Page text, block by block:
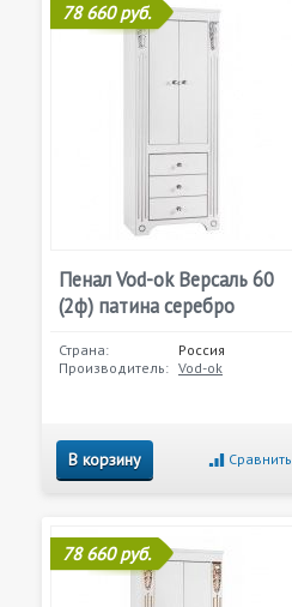
78 660 руб.
Пенал Vod-ok Версаль 60
(2ф) патина серебро
Страна:
Россия
Производитель: Vod-ok
В корзину Сравнить
78 660 руб.